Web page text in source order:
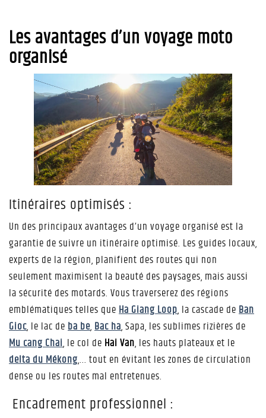
Les avantages d’un voyage moto
organisé
Itinéraires optimisés :
Un des principaux avantages d’un voyage organisé est la
garantie de suivre un itinéraire optimisé. Les guides locaux,
experts de la région, planifient des routes qui non
seulement maximisent la beauté des paysages, mais aussi
la sécurité des motards. Vous traverserez des régions
emblématiques telles queHa Giang Loop, la cascade deBan
Gioc, le lac deba be,Bac ha, Sapa, les sublimes rizières de
Mu cang Chai, le col de Hai Van, les hauts plateaux et le
delta du Mékong,... tout en évitant les zones de circulation
dense ou les routes mal entretenues.
Encadrement professionnel :